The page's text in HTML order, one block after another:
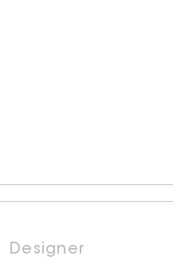
Designer